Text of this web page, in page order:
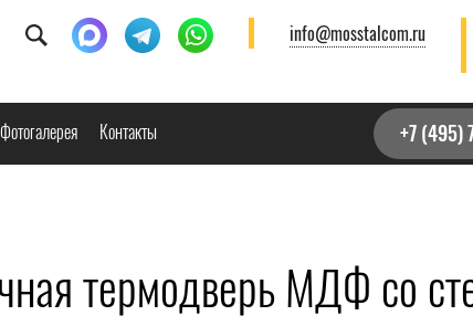
info@mosstalcom.ru
Фотогалерея Контакты +7 (495)
термодверь МДФ со